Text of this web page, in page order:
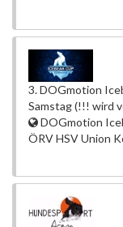
3. DOGmotion
Samstag (!!! wird
DOGmotion
ÖRV HSV Union